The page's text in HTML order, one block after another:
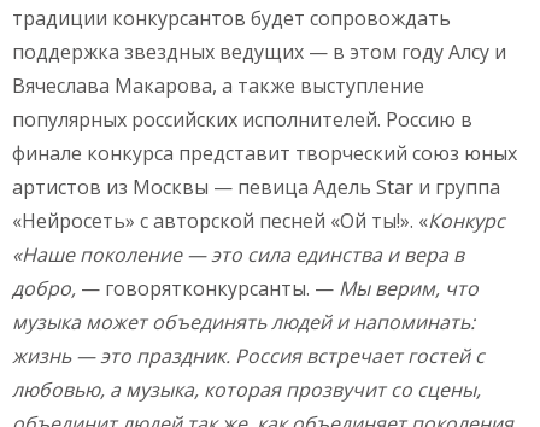
традиции конкурсантов будет сопровождать
поддержка звездных ведущих — в этом году Алсу и
Вячеслава Макарова, а также выступление
популярных российских исполнителей. Россию в
финале конкурса представит творческий союз юных
артистов из Москвы — певица Адель Star и группа
«Нейросеть» с авторской песней «Ой ты!». «Конкурс
«Наше поколение — это сила единства и вера в
добро, — говорятконкурсанты. — Мы верим, что
музыка может объединять людей и напоминать:
жизнь — это праздник. Россия встречает гостей с
любовью, а музыка, которая прозвучит со сцены,